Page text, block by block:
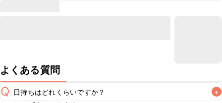
よくある質問
Q 日持ちはどれくらいですか？ +